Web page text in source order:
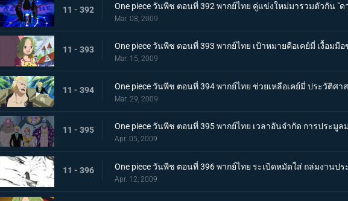
11 - 392 One piece วันพีช ตอนที่ 392 พากย์ไทย คู่แข่งใหม่มารวมตัวกัน "ด
Mar. 08, 2009
11 - 393 One piece วันพีช ตอนที่ 393 พากย์ไทย เป้าหมายคือเคย์มี่ เงื้อมมื
Mar. 15, 2009
11 - 394 One piece วันพีช ตอนที่ 394 พากย์ไทย ช่วยเหลือเคย์มี่ ประวัติศ
Mar. 29, 2009
11 - 395 One piece วันพีช ตอนที่ 395 พากย์ไทย เวลาอันจำกัด การประมู
Apr. 05, 2009
11 - 396 One piece วันพีช ตอนที่ 396 พากย์ไทย ระเบิดหมัดใส่ ถล่มงานปร
Apr. 12, 2009